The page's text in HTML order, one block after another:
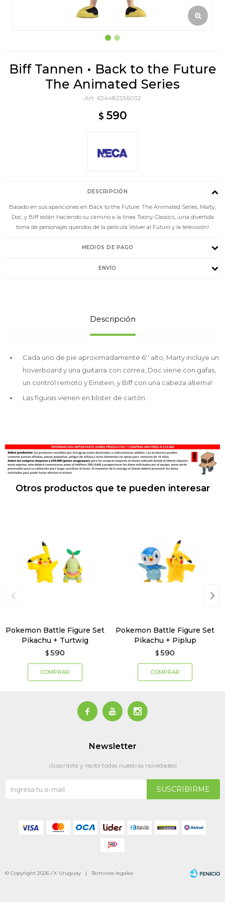
Biff Tannen • Back to the Future
The Animated Series
634482536032
$ 590
DESCRIPCIÓN
Basado en sus apariciones en Back to the Future: The Animated Series, Marty,
Doc, y Biff están haciendo su camino a la línea Toony Classics, ¡una divertida
toma de personajes queridos de la película Volver al Futuro y la televisión!
MEDIOS DE PAGO
ENVÍO
Descripción
Cada uno de pie aproximadamente 6′′ alto, Marty incluye un
hoverboard y una guitarra con correa, Doc viene con gafas,
un control remoto y Einstein, y Biff con una cabeza alterna!
Las figuras vienen en blister de cartón.
Otros productos que te pueden interesar
Pokemon Battle Figure Set
Pikachu + Turtwig
$ 590
Pokemon Battle Figure Set
Pikachu + Piplup
$ 590
  
Newsletter
¡Suscribite y recibí todas nuestras novedades!
SUSCRIBIRME
© Copyright 2026 / X Uruguay |Términos legales